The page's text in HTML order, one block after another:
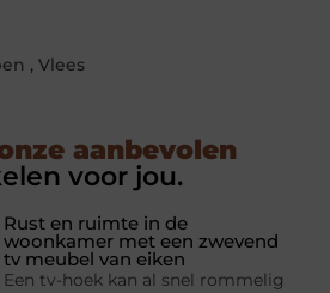
, Vlees
aanbevolen
voor jou.
Rust en ruimte in de
woonkamer met een zwevend
tv meubel van eiken
Een tv-hoek kan al snel rommelig